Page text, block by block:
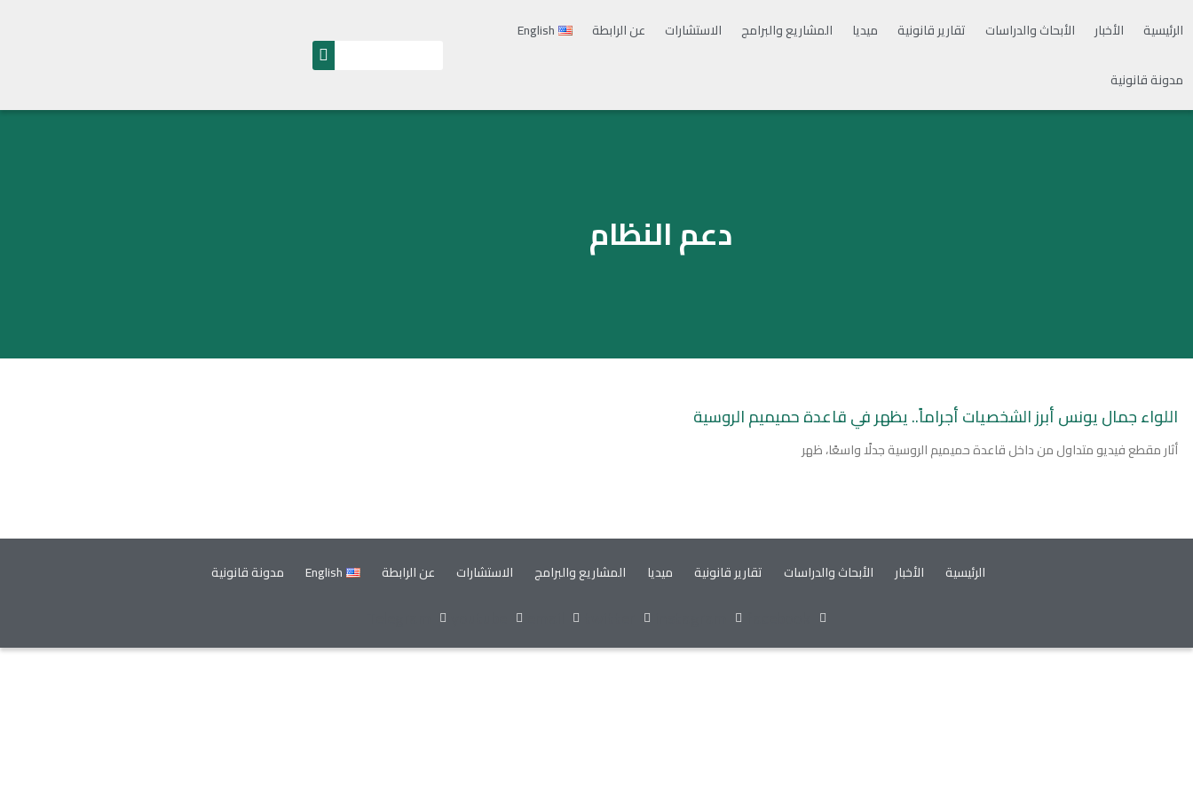
الرئيسية الأخبار الأبحاث والدراسات تقارير قانونية ميديا المشاريع والبرامج الاستشارات عن الرابطة English
مدونة قانونية
دعم النظام
اللواء جمال يونس أبرز الشخصيات أجراماً.. يظهر في قاعدة حميميم الروسية
أثار مقطع فيديو متداول من داخل قاعدة حميميم الروسية جدلًا واسعًا، ظهر
الرئيسية الأخبار الأبحاث والدراسات تقارير قانونية ميديا المشاريع والبرامج الاستشارات عن الرابطة English مدونة قانونية